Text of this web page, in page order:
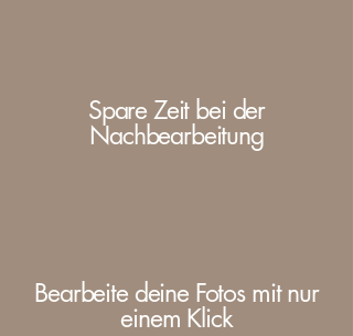
Spare Zeit bei der
Nachbearbeitung
Bearbeite deine Fotos mit nur
einem Klick